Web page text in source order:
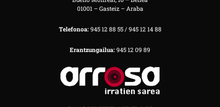
01001 – Gasteiz – Araba
Telefonoa:945 12 88 55 / 945 12 14 88
Erantzungailua:945 12 09 89